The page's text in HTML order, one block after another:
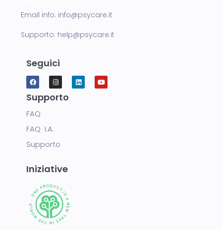
Email info: info@psycare.it
Supporto: help@psycare.it
Seguici
Supporto
FAQ
FAQ I.A.
Supporto
Iniziative